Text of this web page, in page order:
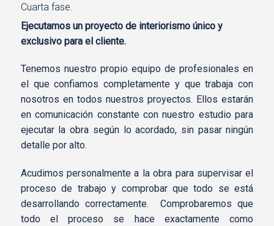
Cuarta fase.
Ejecutamos un proyecto de interiorismo único y
exclusivo para el cliente.
Tenemos nuestro propio equipo de profesionales en
el que confiamos completamente y que trabaja con
nosotros en todos nuestros proyectos. Ellos estarán
en comunicación constante con nuestro estudio para
ejecutar la obra según lo acordado, sin pasar ningún
detalle por alto.
Acudimos personalmente a la obra para supervisar el
proceso de trabajo y comprobar que todo se está
desarrollando correctamente. Comprobaremos que
todo el proceso se hace exactamente como